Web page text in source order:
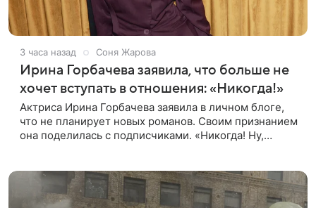
3 часа назад Соня Жарова
Ирина Горбачева заявила, что больше не
хочет вступать в отношения: «Никогда!»
Актриса Ирина Горбачева заявила в личном блоге,
что не планирует новых романов. Своим признанием
она поделилась с подписчиками. «Никогда! Ну,